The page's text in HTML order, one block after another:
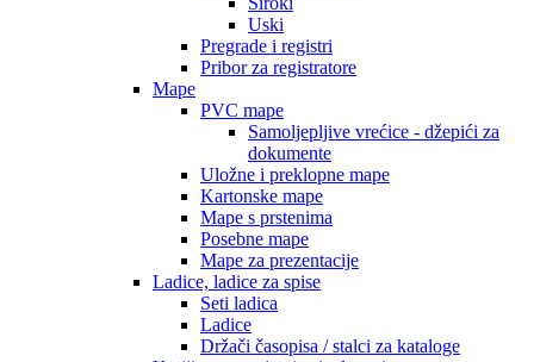
Uski
Pregrade i registri
Pribor za registratore
Mape
PVC mape
Samoljepljive vrećice - džepići za
dokumente
Uložne i preklopne mape
Kartonske mape
Mape s prstenima
Posebne mape
Mape za prezentacije
Ladice, ladice za spise
Seti ladica
Ladice
Držači časopisa / stalci za kataloge